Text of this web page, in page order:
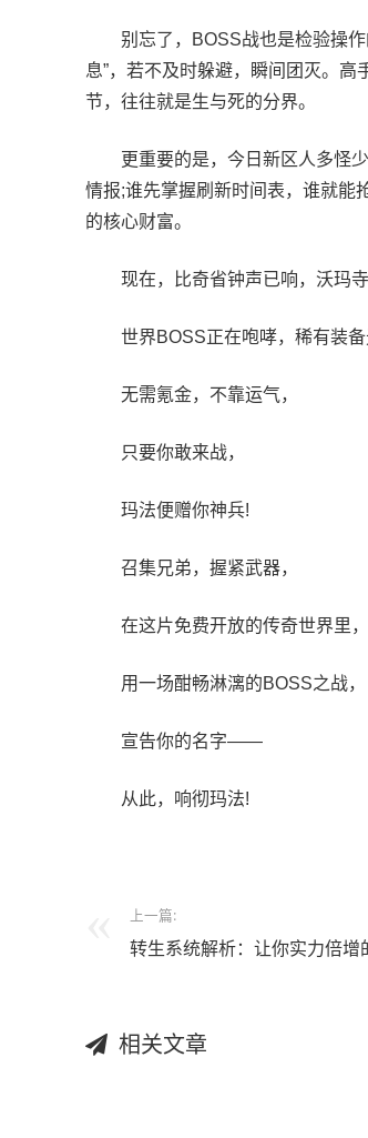
别忘了，BOSS战也是检验操作
息”，若不及时躲避，瞬间团灭。
节，往往就是生与死的分界。
更重要的是，今日新区人多怪少
情报;谁先掌握刷新时间表，谁就能
的核心财富。
现在，比奇省钟声已响，沃玛寺
世界BOSS正在咆哮，稀有装备
无需氪金，不靠运气，
只要你敢来战，
玛法便赠你神兵!
召集兄弟，握紧武器，
在这片免费开放的传奇世界里，
用一场酣畅淋漓的BOSS之战，
宣告你的名字——
从此，响彻玛法!
上一篇:
转生系统解析：让你实力倍增
相关文章